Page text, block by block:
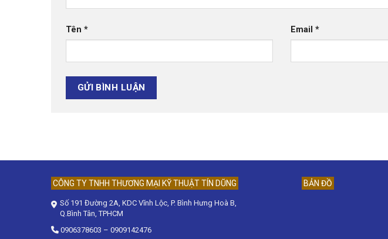
Tên * Email*
CÔNG TY TNHH THƯƠNG MẠI KỸ THUẬT TÍN DŨNG
Số 191 Đường 2A, KDC Vĩnh Lộc, P. Bình Hưng Hoà B,
Q.Bình Tân, TPHCM
0906378603 – 0909142476
BẢN ĐỒ